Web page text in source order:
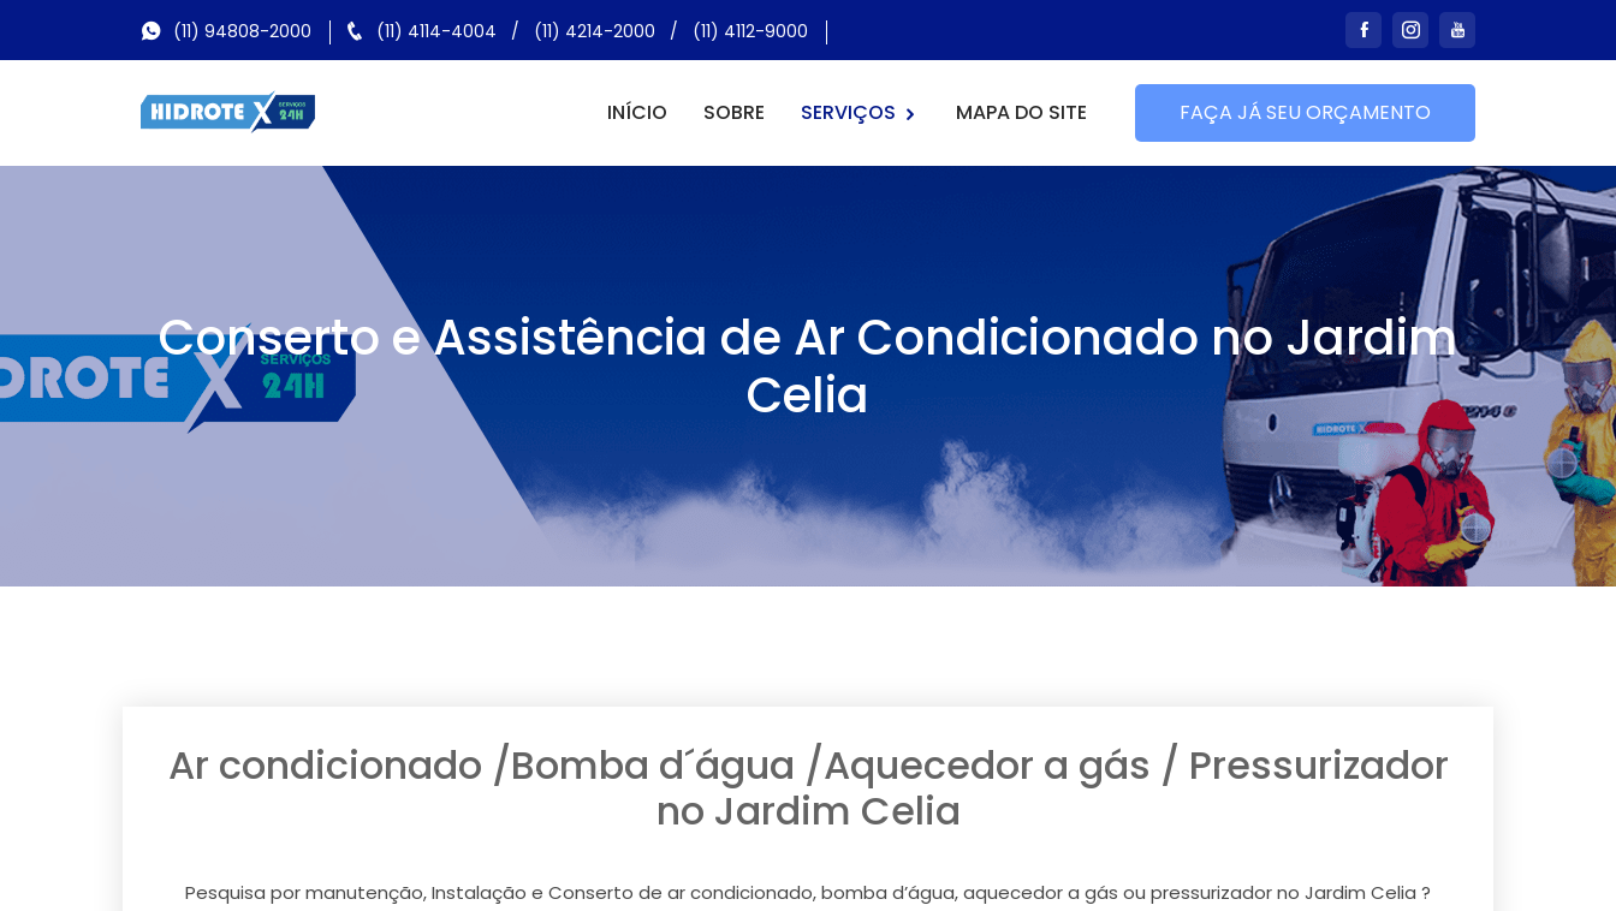
(11) 94808-2000 (11) 4114-4004 / (11) 4214-2000 / (11) 4112-9000
INÍCIO SOBRE SERVIÇOS MAPA DO SITE FAÇA JÁ SEU ORÇAMENTO
Conserto e Assistência de Ar Condicionado no Jardim
Celia
Ar condicionado /Bomba d´água /Aquecedor a gás / Pressurizador
no Jardim Celia
Pesquisa por manutenção, Instalação e Conserto de ar condicionado, bomba d’água, aquecedor a gás ou pressurizador no Jardim Celia ?